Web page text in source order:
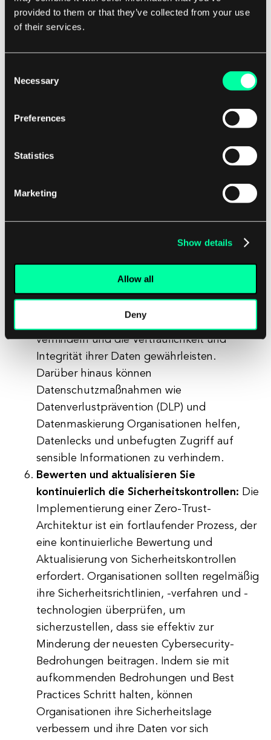
provided to them or that they’ve collected from your use
of their services.
Selection
Necessary
Preferences
Statistics
Marketing
Show details
Allow all
Deny
innerhalb des Netzwerks zu schaffen, die die
einschränken. Durch die Segmentierung des
Netzwerks in kleinere, isolierte Segmente
können Organisationen Sicherheitsvorfälle
lateral im Netzwerk vorrücken. Dies kann
von Sicherheitsvorfällen zu minimieren und
Zugriff zu schützen.
Implementieren Sie Verschlüsselung und
Datenschutz:Verschlüsselung ist ein
kritischer Bestandteil der Zero-Trust-
können Organisationen unbefugten Zugriff
verhindern und die Vertraulichkeit und
Integrität ihrer Daten gewährleisten.
Darüber hinaus können
Datenschutzmaßnahmen wie
Datenverlustprävention (DLP) und
Datenmaskierung Organisationen helfen,
Datenlecks und unbefugten Zugriff auf
sensible Informationen zu verhindern.
Bewerten und aktualisieren Sie
kontinuierlich die Sicherheitskontrollen: Die
Implementierung einer Zero-Trust-
Architektur ist ein fortlaufender Prozess, der
eine kontinuierliche Bewertung und
Aktualisierung von Sicherheitskontrollen
erfordert. Organisationen sollten regelmäßig
ihre Sicherheitsrichtlinien, -verfahren und -
technologien überprüfen, um
sicherzustellen, dass sie effektiv zur
Minderung der neuesten Cybersecurity-
Bedrohungen beitragen. Indem sie mit
aufkommenden Bedrohungen und Best
Practices Schritt halten, können
Organisationen ihre Sicherheitslage
verbessern und ihre Daten vor sich